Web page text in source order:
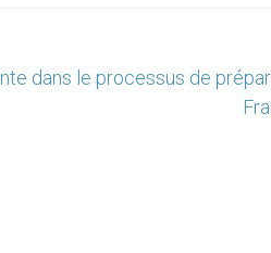
dans le processus de